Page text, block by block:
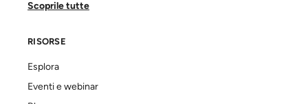
Scoprile tutte
RISORSE
Esplora
Eventi e webinar